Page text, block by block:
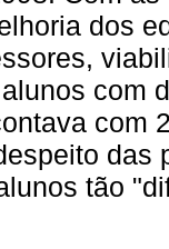
dos
com
com
das
tão